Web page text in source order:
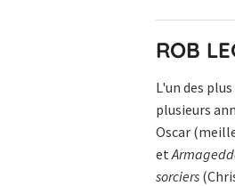
ROB
L'un des
plusieurs
Oscar
et
sorciers